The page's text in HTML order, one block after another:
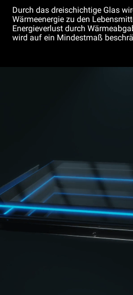
Durch das dreischichtige Glas
Wärmeenergie zu den
Energieverlust durch
wird auf ein Mindestmaß